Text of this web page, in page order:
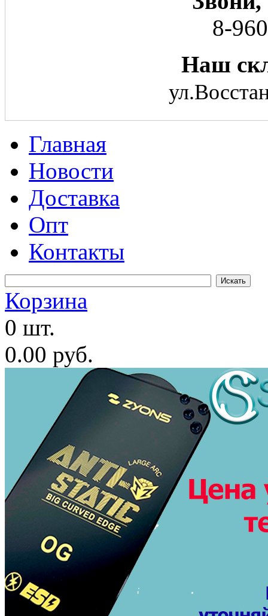
8-
Наш
Главная
Новости
Доставка
Опт
Контакты
Корзина
0 шт.
0.00 руб.